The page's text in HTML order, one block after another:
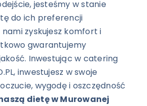
jesteśmy w stanie
do ich preferencji
nami zyskujesz komfort i
gwarantujemy
Inwestując w catering
inwestujesz w swoje
wygodę i oszczędność
dietę w Murowanej